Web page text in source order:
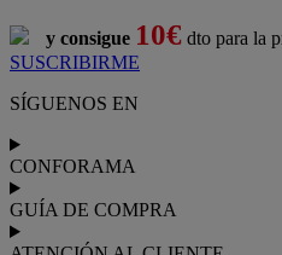
y consigue 10€ dto para la
SUSCRIBIRME
SÍGUENOS EN
CONFORAMA
GUÍA DE COMPRA